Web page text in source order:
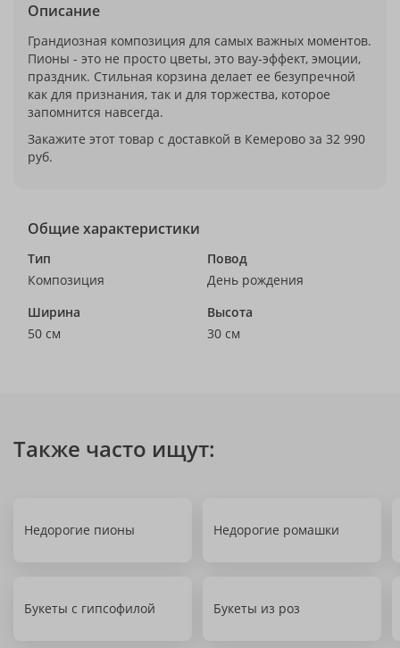
Описание
Грандиозная композиция для самых важных моментов.
Пионы - это не просто цветы, это вау-эффект, эмоции,
праздник. Стильная корзина делает ее безупречной
как для признания, так и для торжества, которое
запомнится навсегда.
Закажите этот товар с доставкой в Кемерово за 32 990
руб.
Общие характеристики
Тип
Композиция
Повод
День рождения
Ширина
50 см
Высота
30 см
Также часто ищут:
Недорогие пионы Недорогие ромашки
Букеты с гипсофилой Букеты из роз